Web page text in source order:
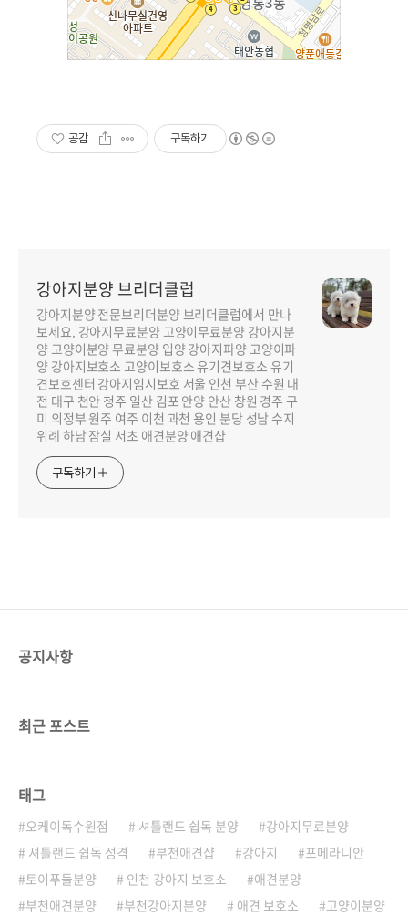
공감 구독하기
강아지분양 브리더클럽
강아지분양 전문브리더분양 브리더클럽에서 만나
보세요. 강아지무료분양 고양이무료분양 강아지분
양 고양이분양 무료분양 입양 강아지파양 고양이파
양 강아지보호소 고양이보호소 유기견보호소 유기
견보호센터 강아지임시보호 서울 인천 부산 수원 대
전 대구 천안 청주 일산 김포 안양 안산 창원 경주 구
미 의정부 원주 여주 이천 과천 용인 분당 성남 수지
위례 하남 잠실 서초 애견분양 애견샵
구독하기
공지사항
최근 포스트
태그
오케이독수원점 셔틀랜드 쉽독 분양
강아지무료분양
셔틀랜드 쉽독 성격
부천애견샵 강아지
포메라니안
토이푸들분양
인천 강아지 보호소
애견분양
부천애견분양
부천강아지분양 애견 보호소
고양이분양